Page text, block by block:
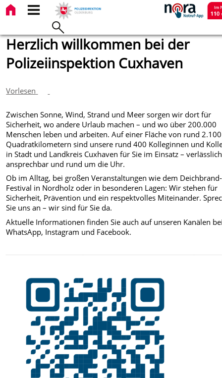
Herzlich willkommen bei der
Polizeiinspektion Cuxhaven
Vorlesen
Zwischen Sonne, Wind, Strand und Meer sorgen wir dort für
Sicherheit, wo andere Urlaub machen – und wo über 200.000
Menschen leben und arbeiten. Auf einer Fläche von rund 2.100
Quadratkilometern sind unsere rund 400 Kolleginnen und
in Stadt und Landkreis Cuxhaven für Sie im Einsatz –
ansprechbar und rund um die Uhr.
Ob im Alltag, bei großen Veranstaltungen wie dem Deichbrand-
Festival in Nordholz oder in besonderen Lagen: Wir stehen für
Sicherheit, Prävention und ein respektvolles Miteinander.
Sie uns an – wir sind für Sie da.
Aktuelle Informationen finden Sie auch auf unseren Kanälen
WhatsApp, Instagram und Facebook.